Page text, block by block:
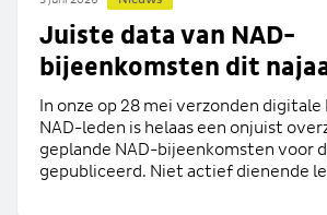
Juiste data van NAD-
bijeenkomsten dit
In onze op 28 mei verzonden
NAD-leden is helaas een onjuist
geplande NAD-bijeenkomsten voor
gepubliceerd. Niet actief dienende